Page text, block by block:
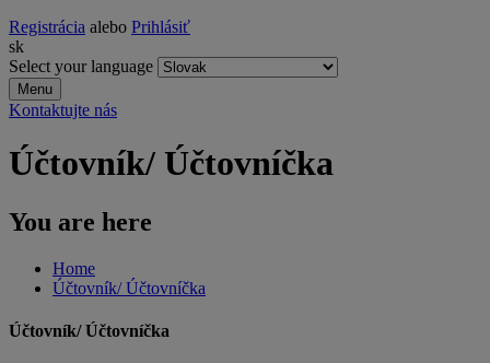
Registrácia alebo Prihlásiť
sk
Select your language
Menu
Kontaktujte nás
Účtovník/ Účtovníčka
You are here
Home
Účtovník/ Účtovníčka
Účtovník/ Účtovníčka